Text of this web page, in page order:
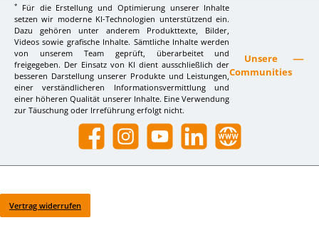
*
Für die Erstellung und Optimierung unserer Inhalte
setzen wir moderne KI-Technologien unterstützend ein.
Dazu gehören unter anderem Produkttexte, Bilder,
Videos sowie grafische Inhalte. Sämtliche Inhalte werden
von unserem Team geprüft, überarbeitet und
freigegeben. Der Einsatz von KI dient ausschließlich der
besseren Darstellung unserer Produkte und Leistungen,
einer verständlicheren Informationsvermittlung und
einer höheren Qualität unserer Inhalte. Eine Verwendung
zur Täuschung oder Irreführung erfolgt nicht.
Unsere
Communities
Facebook InstagramYouTube LinkedIn Website
Vertrag widerrufen